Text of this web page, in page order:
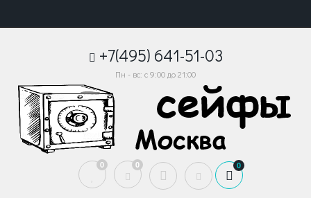
+7(495) 641-51-03
Пн - вс: с 9:00 до 21:00
0 0 0